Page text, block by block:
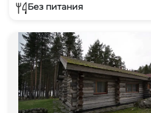
Без питания